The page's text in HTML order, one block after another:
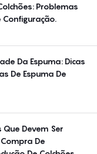
Problemas
Configuração.
Da Espuma: Dicas
De Espuma De
Que Devem Ser
De